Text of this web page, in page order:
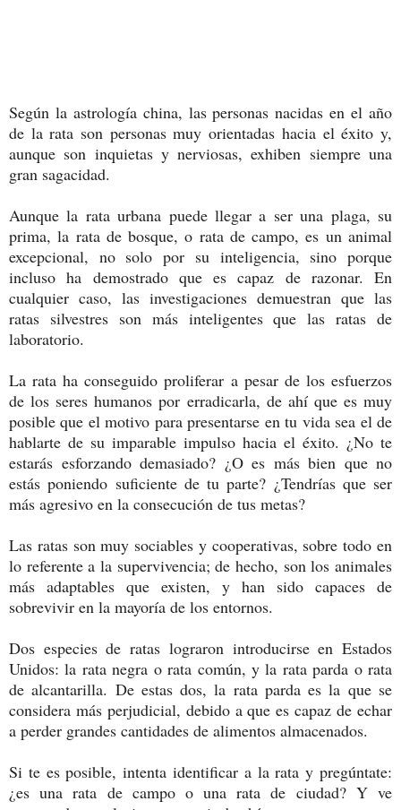
Según la astrología china, las personas nacidas en el año
de la rata son personas muy orientadas hacia el éxito y,
aunque son inquietas y nerviosas, exhiben siempre una
gran sagacidad.
Aunque la rata urbana puede llegar a ser una plaga, su
prima, la rata de bosque, o rata de campo, es un animal
excepcional, no solo por su inteligencia, sino porque
incluso ha demostrado que es capaz de razonar. En
cualquier caso, las investigaciones demuestran que las
ratas silvestres son más inteligentes que las ratas de
laboratorio.
La rata ha conseguido proliferar a pesar de los esfuerzos
de los seres humanos por erradicarla, de ahí que es muy
posible que el motivo para presentarse en tu vida sea el de
hablarte de su imparable impulso hacia el éxito. ¿No te
estarás esforzando demasiado? ¿O es más bien que no
estás poniendo suficiente de tu parte? ¿Tendrías que ser
más agresivo en la consecución de tus metas?
Las ratas son muy sociables y cooperativas, sobre todo en
lo referente a la supervivencia; de hecho, son los animales
más adaptables que existen, y han sido capaces de
sobrevivir en la mayoría de los entornos.
Dos especies de ratas lograron introducirse en Estados
Unidos: la rata negra o rata común, y la rata parda o rata
de alcantarilla. De estas dos, la rata parda es la que se
considera más perjudicial, debido a que es capaz de echar
a perder grandes cantidades de alimentos almacenados.
Si te es posible, intenta identificar a la rata y pregúntate:
¿es una rata de campo o una rata de ciudad? Y ve